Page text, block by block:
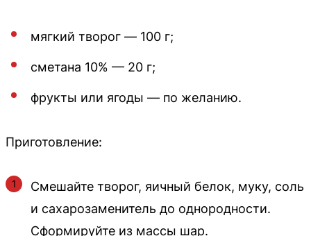
мягкий творог — 100 г;
сметана 10% — 20 г;
фрукты или ягоды — по желанию.
Приготовление:
Смешайте творог, яичный белок, муку, соль
и сахарозаменитель до однородности.
Сформируйте из массы шар.